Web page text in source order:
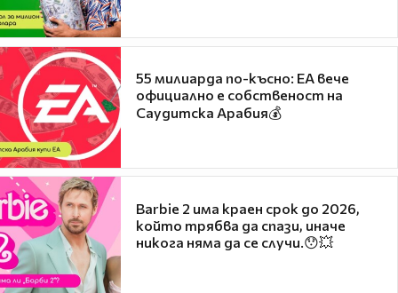
55 милиарда по-късно: EA вече
официално е собственост на
Саудитска Арабия💰
Barbie 2 има краен срок до 2026,
който трябва да спази, иначе
никога няма да се случи.😯💥